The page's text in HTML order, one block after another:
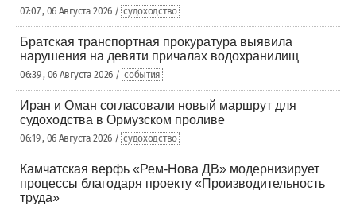
07:07 , 06 Августа 2026 / судоходство
Братская транспортная прокуратура выявила
нарушения на девяти причалах водохранилищ
06:39 , 06 Августа 2026 / события
Иран и Оман согласовали новый маршрут для
судоходства в Ормузском проливе
06:19 , 06 Августа 2026 / судоходство
Камчатская верфь «Рем-Нова ДВ» модернизирует
процессы благодаря проекту «Производительность
труда»